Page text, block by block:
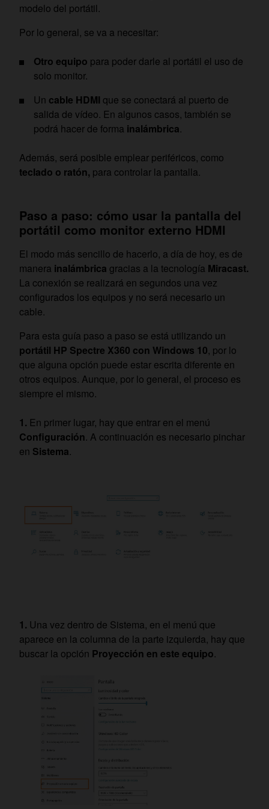
modelo del portátil.
Por lo general, se va a necesitar:
Otro equipo para poder darle al portátil el uso de
solo monitor.
Un cable HDMI que se conectará al puerto de
salida de vídeo. En algunos casos, también se
podrá hacer de forma inalámbrica.
Además, será posible emplear periféricos, como
teclado o ratón, para controlar la pantalla.
Paso a paso: cómo usar la pantalla del
portátil como monitor externo HDMI
El modo más sencillo de hacerlo, a día de hoy, es de
manera inalámbrica gracias a la tecnología Miracast.
La conexión se realizará en segundos una vez
configurados los equipos y no será necesario un
cable.
Para esta guía paso a paso se está utilizando un
portátil HP Spectre X360 con Windows 10, por lo
que alguna opción puede estar escrita diferente en
otros equipos. Aunque, por lo general, el proceso es
siempre el mismo.
En primer lugar, hay que entrar en el menú
Configuración. A continuación es necesario pinchar
en Sistema.
Una vez dentro de Sistema, en el menú que
aparece en la columna de la parte izquierda, hay que
buscar la opción Proyección en este equipo.